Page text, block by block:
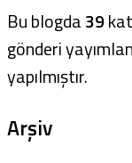
Bu blogda39
gönderi
yapılmıştır.
Arşiv